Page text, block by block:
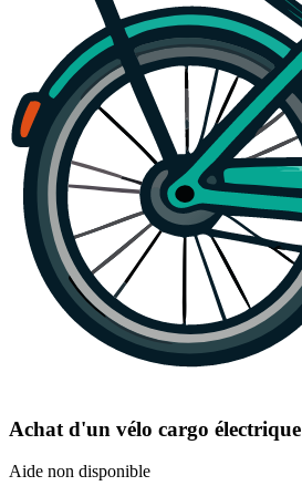
Achat d'un vélo cargo électrique
Aide non disponible